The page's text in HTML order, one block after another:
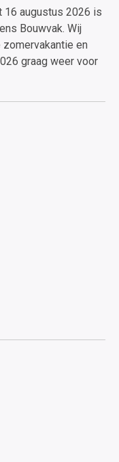
16 augustus 2026 is
Bouwvak. Wij
en
graag weer voor